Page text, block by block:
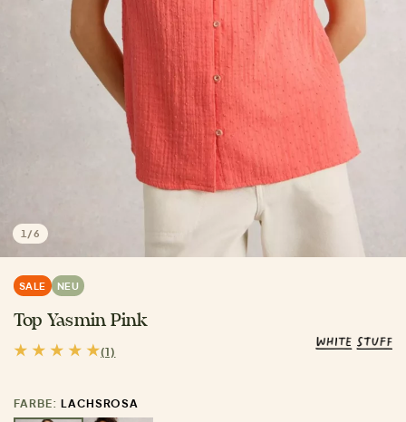
1 /6
SALE NEU
Top Yasmin Pink
(1)
FARBE: LACHSROSA